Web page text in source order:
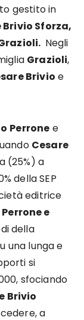
gestito in
Brivio Sforza,
Negli
Grazioli,
Brivio e
Perrone e
Cesare
(25%) a
della SEP
editrice
e
della
una lunga e
si
sfociando
Brivio
a